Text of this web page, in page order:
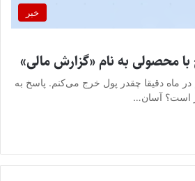
خبر
محصولی به نام «گزارش مالی»
ماه دقیقا چقدر پول خرج می‌کنم. پاسخ به
است؟ آسان…